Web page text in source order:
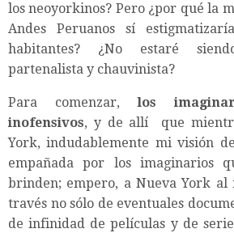
los neoyorkinos? Pero ¿por qué la
Andes Peruanos sí
habitantes? ¿No estaré
partenalista y chauvinista?
Para comenzar,los
inofensivos, y de allí que
York, indudablemente mi visión
empañada por los imaginarios
brinden; empero, a Nueva York al
través no sólo de eventuales
de infinidad de películas y de